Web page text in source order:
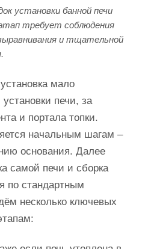
установки банной печи
требует соблюдения
и тщательной
мало
печи, за
и порталa топки.
начальным шагам –
основания. Далее
самой печи и сборка
по стандартным
несколько ключевых